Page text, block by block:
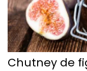
Chutney de